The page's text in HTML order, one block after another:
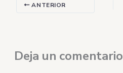
ANTERIOR
Deja un comentario